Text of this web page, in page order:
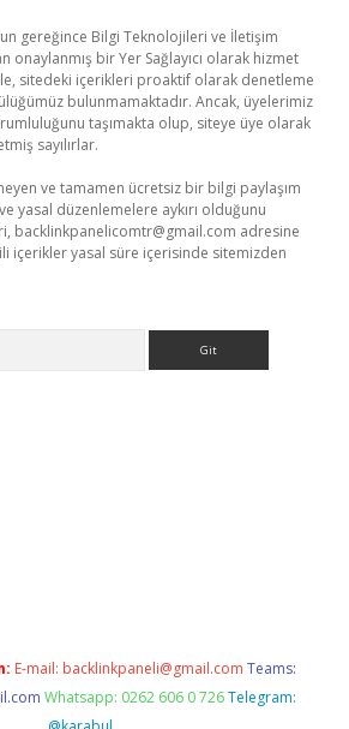
gereğince Bilgi Teknolojileri ve İletişim
onaylanmış bir Yer Sağlayıcı olarak hizmet
sitedeki içerikleri proaktif olarak denetleme
bulunmamaktadır. Ancak, üyelerimiz
taşımakta olup, siteye üye olarak
sayılırlar.
ve tamamen ücretsiz bir bilgi paylaşım
yasal düzenlemelere aykırı olduğunu
backlinkpanelicomtr@gmail.com adresine
içerikler yasal süre içerisinde sitemizden
E-mail: backlinkpaneli@gmail.com Teams:
Whatsapp: 0262 606 0 726 Telegram: